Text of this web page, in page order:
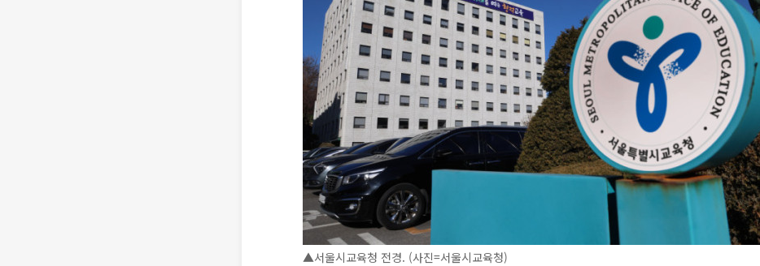
▲서울시교육청 전경. (사진=서울시교육청)